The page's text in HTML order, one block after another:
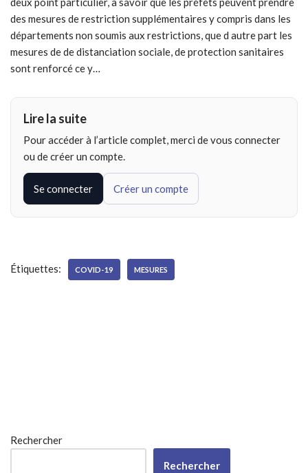
des mesures de restriction supplémentaires y compris dans les
départements non soumis aux restrictions, que d autre part les
mesures de de distanciation sociale, de protection sanitaires
sont renforcé ce y…
Lire la suite
Pour accéder à l’article complet, merci de vous connecter
ou de créer un compte.
Se connecter Créer un compte
Étiquettes: COVID-19 MESURES
Rechercher
Rechercher